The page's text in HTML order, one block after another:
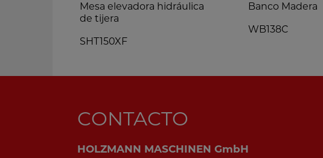
Mesa elevadora hidráulica
de tijera
SHT150XF
Banco Madera
WB138C
CONTACTO
HOLZMANN MASCHINEN GmbH